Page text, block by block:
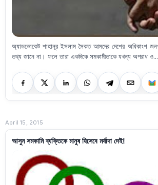
অ্যাডভোকেট শাহানূর ইসলাম সৈকত আমদের দেশের অধিকাংশ জনগণ সমকামিতা সম্পর্কে সঠিক
তথ্য জানে না। ফলে তারা একদিকে সমকামীতাকে যখন্য অপরাধ ও...
April 15, 2015
আসুন সমকামি ব্যক্তিকে মানুষ হিসেবে মর্যাদা দেই!